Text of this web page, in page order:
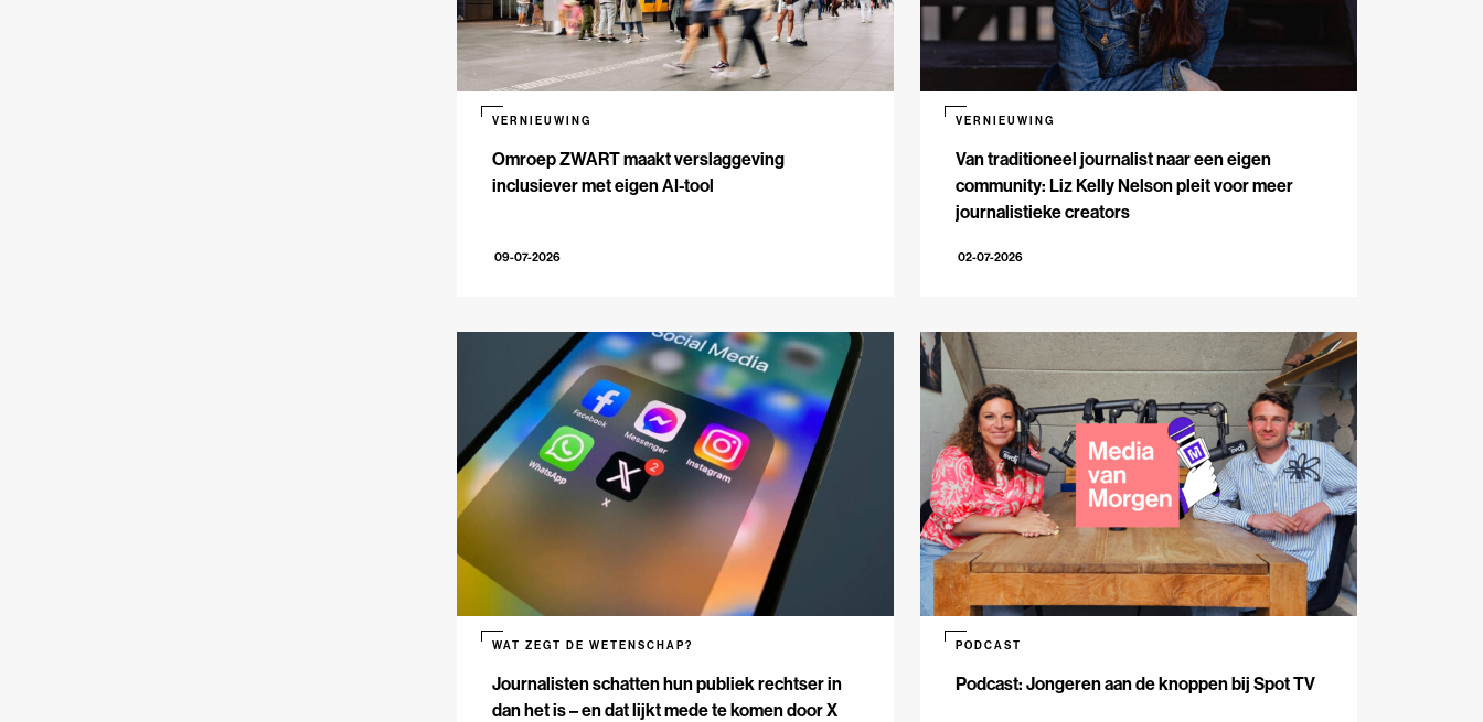
Omroep ZWART maakt verslaggeving
inclusiever met eigen AI-tool
VERNIEUWING
09-07-2026
Van traditioneel journalist naar een eigen
community: Liz Kelly Nelson pleit voor meer
journalistieke creators
VERNIEUWING
02-07-2026
Journalisten schatten hun publiek rechtser in
dan het is – en dat lijkt mede te komen door X
WAT ZEGT DE WETENSCHAP?
Podcast: Jongeren aan de knoppen bij Spot TV
PODCAST